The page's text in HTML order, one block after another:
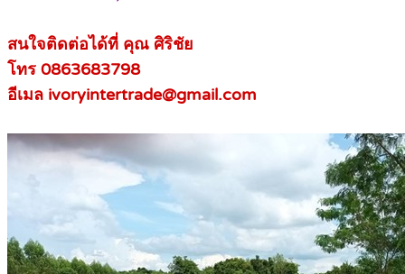
สนใจติดต่อได้ที่ คุณ ศิริชัย
โทร 0863683798
อีเมล ivoryintertrade@gmail.com